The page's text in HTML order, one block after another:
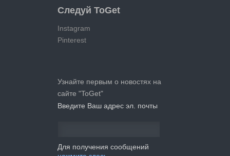
Следуй ToGet
Instagram
Pinterest
Узнайте первым о новостях на
сайте "ToGet"
Введите Ваш адрес эл. почты
Для получения сообщений